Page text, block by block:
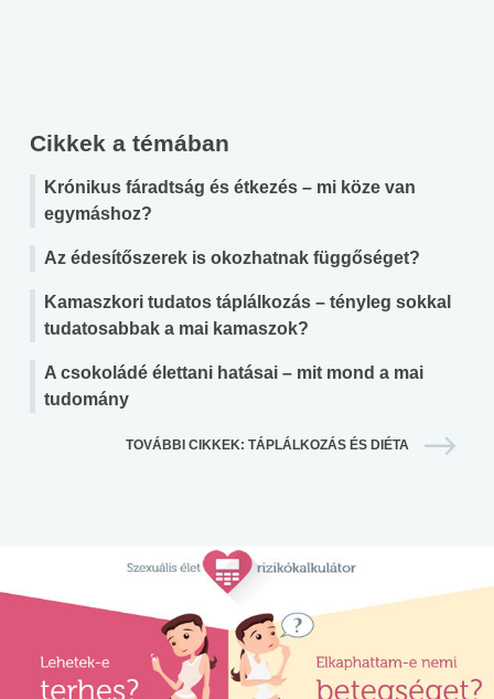
Cikkek a témában
Krónikus fáradtság és étkezés – mi köze van
egymáshoz?
Az édesítőszerek is okozhatnak függőséget?
Kamaszkori tudatos táplálkozás – tényleg sokkal
tudatosabbak a mai kamaszok?
A csokoládé élettani hatásai – mit mond a mai
tudomány
TOVÁBBI CIKKEK: TÁPLÁLKOZÁS ÉS DIÉTA